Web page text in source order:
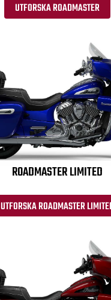
UTFORSKA ROADMASTER
ROADMASTER LIMITED
UTFORSKA ROADMASTER